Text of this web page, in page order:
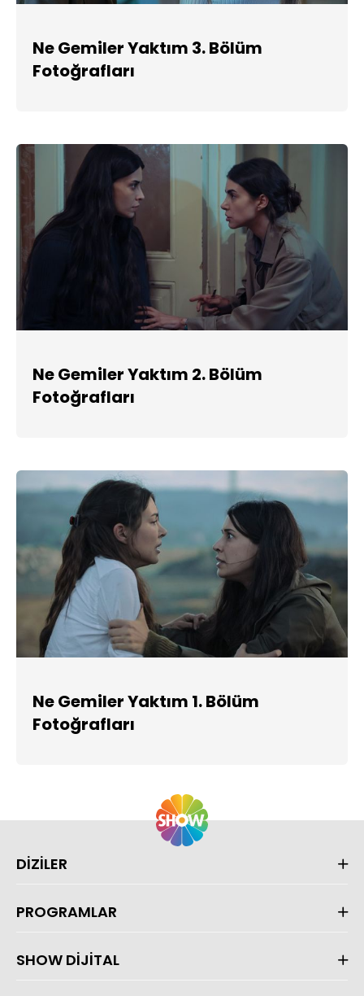
Ne Gemiler Yaktım 3. Bölüm
Fotoğrafları
Ne Gemiler Yaktım 2. Bölüm
Fotoğrafları
Ne Gemiler Yaktım 1. Bölüm
Fotoğrafları
DİZİLER
PROGRAMLAR
SHOW DİJİTAL